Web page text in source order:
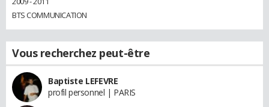
BTS COMMUNICATION
Vous recherchez peut-être
Baptiste LEFEVRE
profil personnel | PARIS